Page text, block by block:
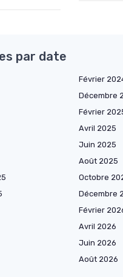
par date
Février
Décembre
Février
Avril 2025
Juin 2025
Août 2025
Octobre
Décembre
Février
Avril 2026
Juin 2026
Août 2026